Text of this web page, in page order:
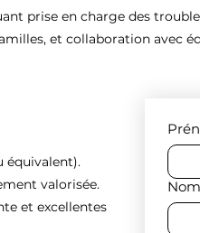
prise en charge des
et collaboration avec
équivalent).
valorisée.
et excellentes